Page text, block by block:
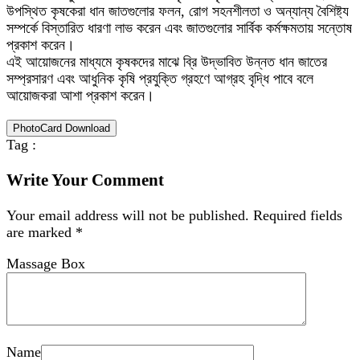
উপস্থিত কৃষকেরা ধান জাতগুলোর ফলন, রোগ সহনশীলতা ও অন্যান্য বৈশিষ্ট্য
সম্পর্কে বিস্তারিত ধারণা লাভ করেন এবং জাতগুলোর সার্বিক কর্মক্ষমতায় সন্তোষ
প্রকাশ করেন।
এই আয়োজনের মাধ্যমে কৃষকদের মাঝে ব্রি উদ্ভাবিত উন্নত ধান জাতের
সম্প্রসারণ এবং আধুনিক কৃষি প্রযুক্তি গ্রহণে আগ্রহ বৃদ্ধি পাবে বলে
আয়োজকরা আশা প্রকাশ করেন।
PhotoCard Download
Tag :
Write Your Comment
Your email address will not be published. Required fields
are marked *
Massage Box
Name